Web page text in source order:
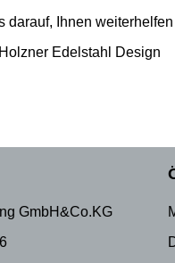
darauf, Ihnen
Edelstahl Design
GmbH&Co.KG